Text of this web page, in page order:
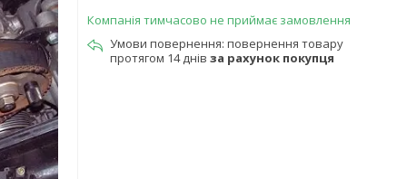
Компанія тимчасово не приймає замовлення
повернення товару
протягом 14 днів за рахунок покупця